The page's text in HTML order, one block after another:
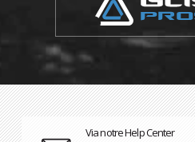
Via notre Help Center